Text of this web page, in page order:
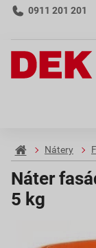
0911 201 201
Nátery
Náter
5 kg